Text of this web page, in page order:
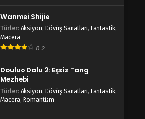
Wanmei Shijie
Türler: Aksiyon, Dövüş Sanatları, Fantastik,
Macera
8.2
Douluo Dalu 2: Eşsiz Tang
Mezhebi
Türler: Aksiyon, Dövüş Sanatları, Fantastik,
Macera, Romantizm